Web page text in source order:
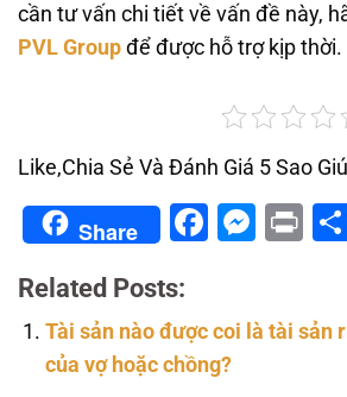
cần tư vấn chi tiết về vấn đề này,
PVL Group để được hỗ trợ kịp thời.
Like,Chia Sẻ Và Đánh Giá 5 Sao
Share
Related Posts:
Tài sản nào được coi là tài sản
của vợ hoặc chồng?